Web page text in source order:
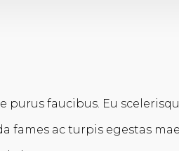
purus faucibus. Eu
fames ac turpis egestas